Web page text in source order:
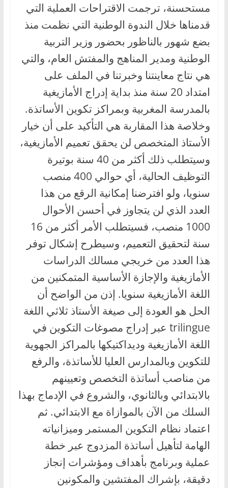
مستحسنة، ترجمت الاقتراحات العملية التي
قدمناها خلال الندوة الوطنية التي نظمت منذ
بضع شهور بالناظور بحضور وزير التربية
الوطنية ومدير المناهج والمفتش العام، والتي
هي نتاج معاينتنا وخبرتنا في الملف على
امتداد 20 سنة منذ بداية إدراج الأمازيغية
بالمدرسة المغربية وبمراكز تكوين الأساتذة.
وخلاصة هذا المقاربة هي التأكيد على أن خيار
الأستاذ المتخصص لن يحقق تعميم الأمازيغية،
وسيتطلب ذلك أكثر من 40 سنة بوتيرة
التوظيف الحالية، أي حوالي 400 منصب
سنويا، ولو افترضنا إمكانية الرقع من هذا
العدد الذي لن يتجاوز في أحسن الأحوال
1000 منصب، فسيتطلب الأمر أكثر من 16
سنة لتحقيق التعميم، وسيطرح إشكال توفر
هذا العدد من خريجي مسالك الدراسات
الأمازيغية والإجازة الأساسية المتمكنين من
اللغة الأمازيغية سنويا. إذن من الواضح أن
الحل هو العودة إلى صيغة الأستاذ ثلاثي اللغة
trilingue عبر إدراج مصوغات التكوين في
اللغة الأمازيغية وديداكتيكها بالمراكز الجهوية
للتكوين وبالمدارس العليا للأساتذة، والرفع
من مناصب أساتذة التخصص وتعيينهم
بالابتدائي وبالثانوي، والشروع في الإدماج بهذا
السلك من الآن بالموازاة مع الابتدائي. ثم
اعتماد نظام التكوين المستمر وميزانياته
الهامة لتأهيل أساتذة المزدوج عبر خطة
عملية وبرنامج بأهداف ومؤشرات إنجاز
دقيقة، بإشراك المفتشين والمكونين